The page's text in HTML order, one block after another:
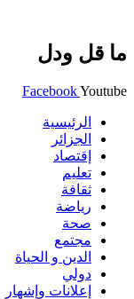
ما قل ودل
FacebookYoutube
الرئيسية
الجزائر
إقتصاد
تعليم
ثقافة
رياضة
صحة
مجتمع
الدين و الحياة
دولي
إعلانات وإشهار